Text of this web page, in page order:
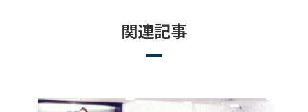
関連記事